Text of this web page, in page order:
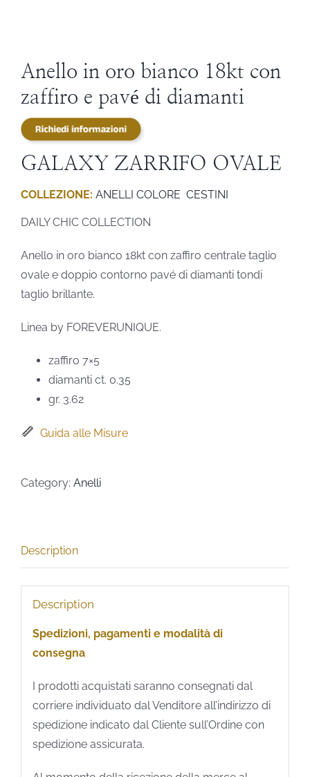
DIAMANTI DA INVESTIMENTO
BLOG
CONTATTI
Anello in oro bianco 18kt con
zaffiro e pavé di diamanti
GALAXY ZARRIFO OVALE
COLLEZIONE: ANELLI COLORE CESTINI
DAILY CHIC COLLECTION
Anello in oro bianco 18kt con zaffiro centrale taglio
ovale e doppio contorno pavé di diamanti tondi
taglio brillante.
Linea by FOREVERUNIQUE.
zaffiro 7×5
diamanti ct. 0.35
gr. 3.62
Guida alle Misure
Category: Anelli
Description
Description
Spedizioni, pagamenti e modalità di
consegna
I prodotti acquistati saranno consegnati dal
corriere individuato dal Venditore all’indirizzo di
spedizione indicato dal Cliente sull’Ordine con
spedizione assicurata.